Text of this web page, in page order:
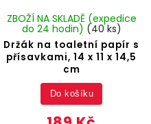
Držák na toaletní papír s
přísavkami, 14 x 11 x 14,5
cm
ZBOŽÍ NA SKLADĚ (expedice
do 24 hodin) (40 ks)
Do košíku